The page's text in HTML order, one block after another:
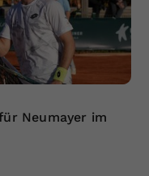
Neumayer im